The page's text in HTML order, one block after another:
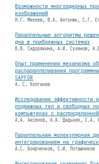
Возможности многоядерных
изображений
Н.Г. Михеев, В.А. Антонюк, С.Г.
Параллельные алгоритмы
дна в прибрежных системах
В.В. Сидорякина, А.И. Сухинов,
Опыт применения механизма
распараллеливания
SAPFOR
А. С. Колганов
Исследование эффективности
подвижных тел и свободных
компьютерах с
А.А. Аксенов, А.А. Дядькин, С.А.
Параллельная молекулярная
интегрированием на
А.С. Боярченков, С.И. Поташников